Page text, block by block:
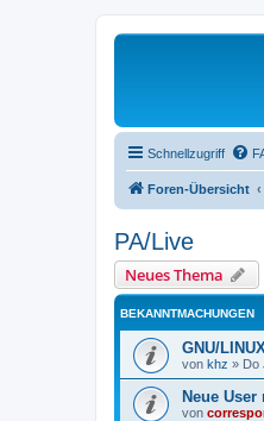
Schnellzugriff
Foren-Übersicht
PA/Live
Neues Thema
BEKANNTMACHUNGEN
GNU/
von khz » Do
Neue
von